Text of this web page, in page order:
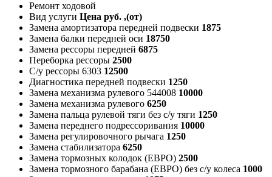
Ремонт ходовой
Вид услуги Цена руб. ,(от)
Замена амортизатора передней подвески 1875
Замена балки передней оси 18750
Замена рессоры передней 6875
Переборка рессоры 2500
С/у рессоры 6303 12500
Диагностика передней подвески 1250
Замена механизма рулевого 544008 10000
Замена механизма рулевого 6250
Замена пальца рулевой тяги без с/у тяги 1250
Замена переднего подрессоривания 10000
Замена регулировочного рычага 1250
Замена стабилизатора 6250
Замена тормозных колодок (ЕВРО) 2500
Замена тормозного барабана (ЕВРО) без с/у колеса 1000